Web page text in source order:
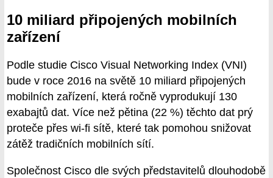
10 miliard připojených mobilních
zařízení
Podle studie Cisco Visual Networking Index (VNI)
bude v roce 2016 na světě 10 miliard připojených
mobilních zařízení, která ročně vyprodukují 130
exabajtů dat. Více než pětina (22 %) těchto dat prý
proteče přes wi-fi sítě, které tak pomohou snižovat
zátěž tradičních mobilních sítí.
Společnost Cisco dle svých představitelů dlouhodobě